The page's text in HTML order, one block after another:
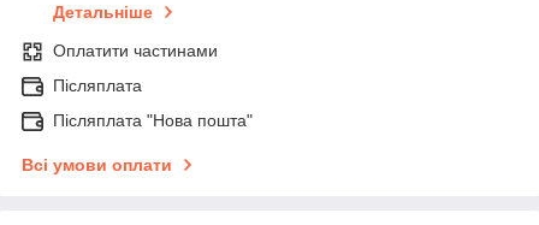
Детальніше
Оплатити частинами
Післяплата
Післяплата "Нова пошта"
Всі умови оплати